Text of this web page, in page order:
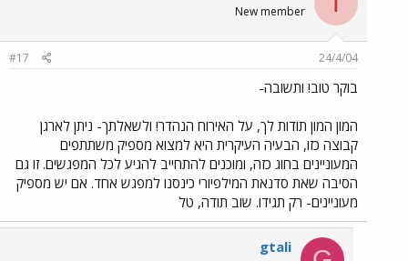
New member
24/4/04
#17
בוקר טוב! ותשובה-
המון המון תודות לך, על האירוח הנהדר! ולשאלתך- ניתן לארגן
קבוצה כזו, הבעיה העיקרית היא למצוא מספיק משתתפים
המעוניינים בחוג כזה, ומוכנים להתחייב להגיע לכל המפגשים. זו גם
הסיבה שאת סדנאת המילפיורי כינסנו למפגש אחד. אם יש מספיק
מעוניינים- רק תגידו. שוב תודה, טל
gtali